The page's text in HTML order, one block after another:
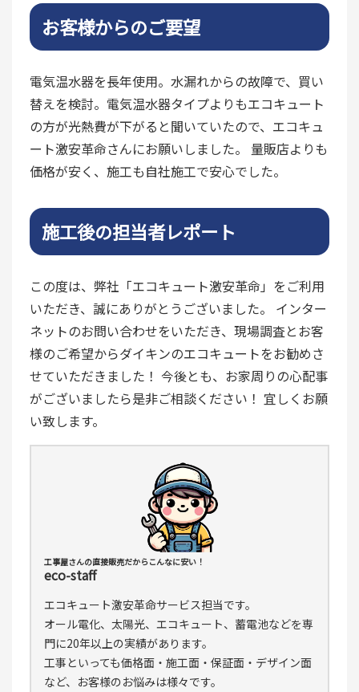
お客様からのご要望
電気温水器を長年使用。水漏れからの故障で、買い
替えを検討。電気温水器タイプよりもエコキュート
の方が光熱費が下がると聞いていたので、エコキュ
ート激安革命さんにお願いしました。 量販店よりも
価格が安く、施工も自社施工で安心でした。
施工後の担当者レポート
この度は、弊社「エコキュート激安革命」をご利用
いただき、誠にありがとうございました。 インター
ネットのお問い合わせをいただき、現場調査とお客
様のご希望からダイキンのエコキュートをお勧めさ
せていただきました！ 今後とも、お家周りの心配事
がございましたら是非ご相談ください！ 宜しくお願
い致します。
工事屋さんの直接販売だからこんなに安い！
eco-staff
エコキュート激安革命サービス担当です。
オール電化、太陽光、エコキュート、蓄電池などを専
門に20年以上の実績があります。
工事といっても価格面・施工面・保証面・デザイン面
など、お客様のお悩みは様々です。